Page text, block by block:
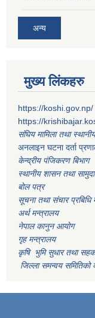
अन्य
मुख्य लिंकहरु
https://koshi.gov.np/
https://
संघिय मामिला तथा
अनलाइन घटना दर्ता
केन्द्रीय पंजिकरण बिभाग
स्थानीय शासन तथा
बोल पत्र
सूचना तथा संचार प्रबिधि
अर्थ मन्त्रालय
नेपाल कानुन आयोग
गृह मन्त्रालय
कृषि भुमि सुधार तथा
जिल्ला समन्वय समितिको